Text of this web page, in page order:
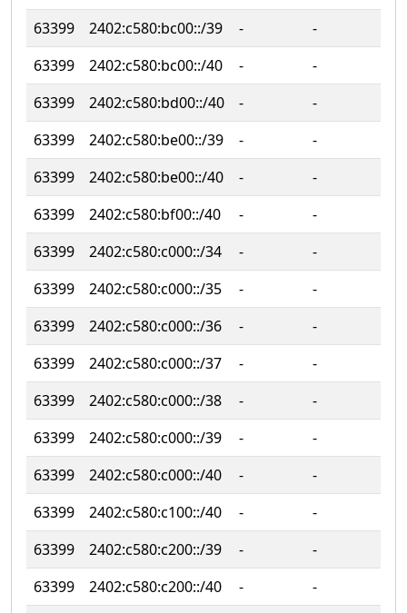
63399
2402:c580:bc00::/39 ‐
‐
63399
2402:c580:bc00::/40 ‐
‐
63399
2402:c580:bd00::/40 ‐
‐
63399
2402:c580:be00::/39 ‐
‐
63399
2402:c580:be00::/40 ‐
‐
63399
2402:c580:bf00::/40 ‐
‐
63399
2402:c580:c000::/34 ‐
‐
63399
2402:c580:c000::/35 ‐
‐
63399
2402:c580:c000::/36 ‐
‐
63399
2402:c580:c000::/37 ‐
‐
63399
2402:c580:c000::/38 ‐
‐
63399
2402:c580:c000::/39 ‐
‐
63399
2402:c580:c000::/40 ‐
‐
63399
2402:c580:c100::/40 ‐
‐
63399
2402:c580:c200::/39 ‐
‐
63399
2402:c580:c200::/40 ‐
‐